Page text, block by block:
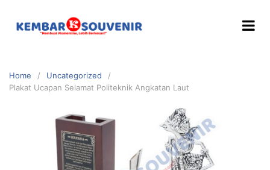
Home
Uncategorized
Plakat Ucapan Selamat Politeknik Angkatan Laut